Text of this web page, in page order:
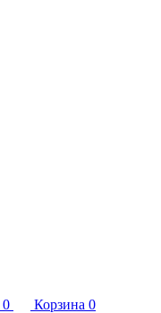
0 Корзина 0